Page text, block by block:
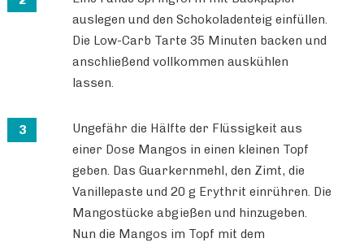
auslegen und den Schokoladenteig einfüllen.
Die Low-Carb Tarte 35 Minuten backen und
anschließend vollkommen auskühlen
lassen.
Ungefähr die Hälfte der Flüssigkeit aus
einer Dose Mangos in einen kleinen Topf
geben. Das Guarkernmehl, den Zimt, die
Vanillepaste und 20 g Erythrit einrühren. Die
Mangostücke abgießen und hinzugeben.
Nun die Mangos im Topf mit dem